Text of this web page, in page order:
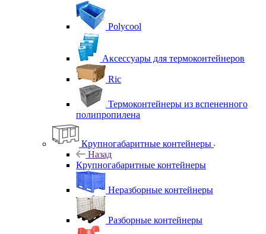
Polycool
Аксессуары для термоконтейнеров
Ric
Термоконтейнеры из вспененного
полипропилена
Крупногабаритные контейнеры
Назад
Крупногабаритные контейнеры
Неразборные контейнеры
Разборные контейнеры